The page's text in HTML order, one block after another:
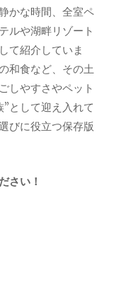
かな時間、全室ペ
ルや湖畔リゾート
て紹介していま
和食など、その土
しやすさやペット
として迎え入れて
びに役立つ保存版
さい！